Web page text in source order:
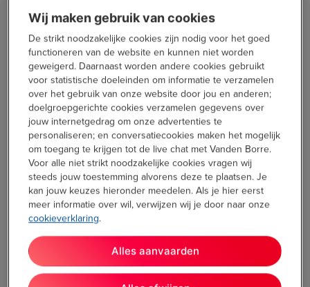
opvangbakje voor vet is gemakkelijk te installeren. Ik ben nu
al dol op ditkant-en-klare toestel!
Eén toestel, ontelbaar veel gerechten
De Multigrill 7 van Braun nodigt iedereen uit omcreatiefaan
de slag te gaan. In een wip bereid je geroosterd vlees en
Wij maken gebruik van cookies
De strikt noodzakelijke cookies zijn nodig voor het goed
functioneren van de website en kunnen niet worden
geweigerd. Daarnaast worden andere cookies gebruikt
voor statistische doeleinden om informatie te verzamelen
over het gebruik van onze website door jou en anderen;
doelgroepgerichte cookies verzamelen gegevens over
jouw internetgedrag om onze advertenties te
personaliseren; en conversatiecookies maken het mogelijk
om toegang te krijgen tot de live chat met Vanden Borre.
Voor alle niet strikt noodzakelijke cookies vragen wij
steeds jouw toestemming alvorens deze te plaatsen. Je
kan jouw keuzes hieronder meedelen. Als je hier eerst
meer informatie over wil, verwijzen wij je door naar onze
cookieverklaring.
Alles aanvaarden